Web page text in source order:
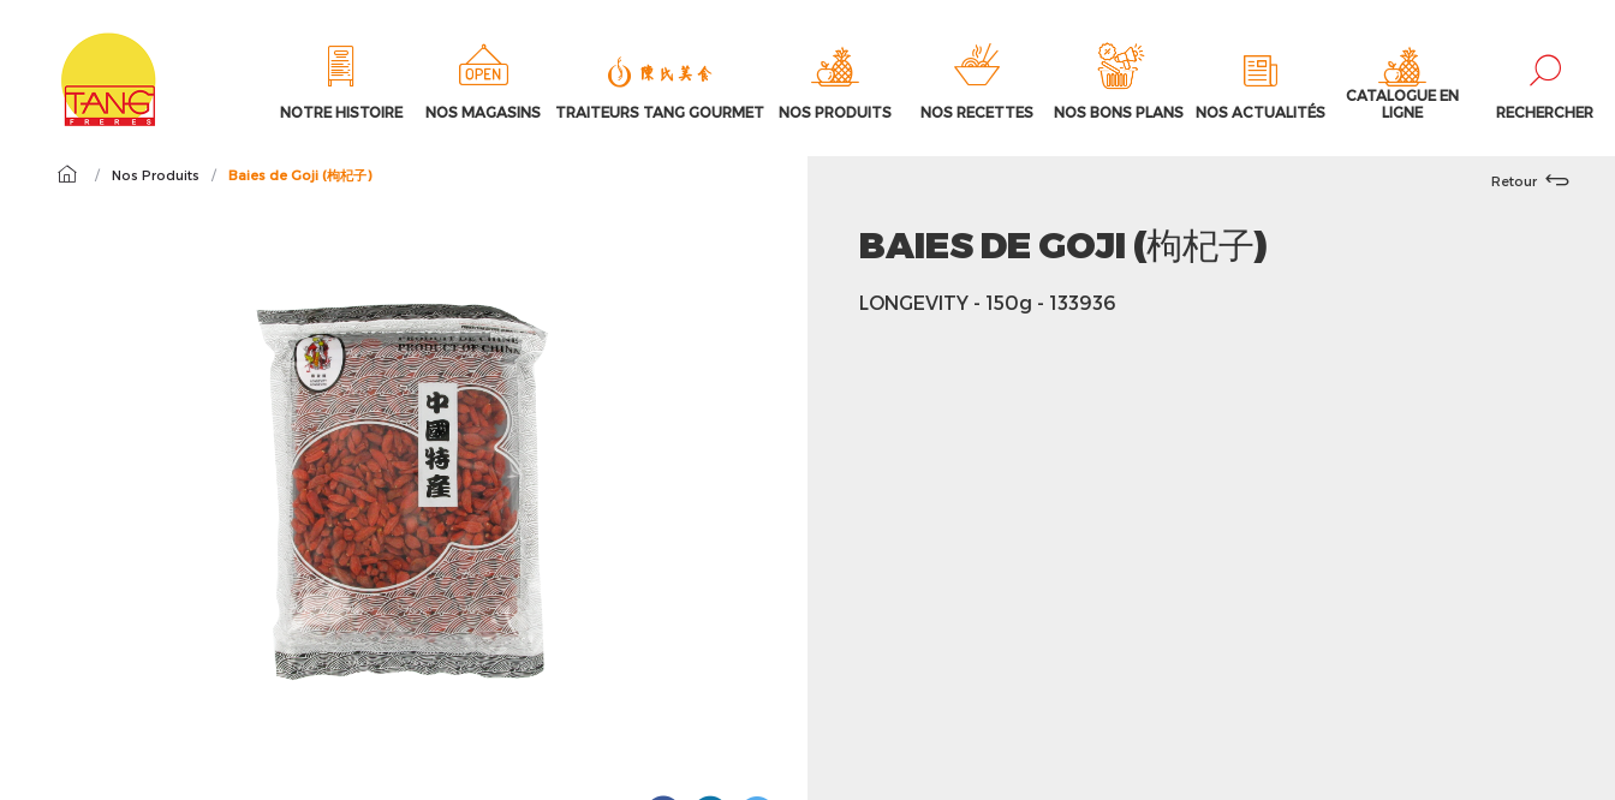
NOTRE HISTOIRE NOS MAGASINS TRAITEURS TANG GOURMET NOS PRODUITS NOS RECETTES NOS BONS PLANS NOS ACTUALITÉS
CATALOGUE EN
LIGNE
RECHERCHER
/ Nos Produits / Baies de Goji (枸杞子) Retour
BAIES DE GOJI (枸杞子)
LONGEVITY - 150g - 133936